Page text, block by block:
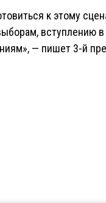
к этому
вступлению
— пишет 3-й